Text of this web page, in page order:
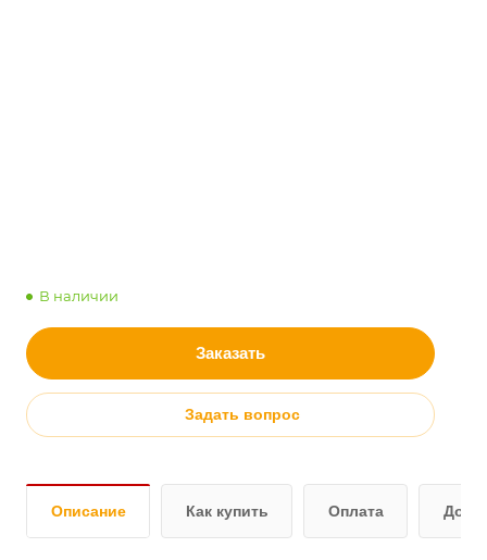
В наличии
Заказать
Задать вопрос
Описание Как купить Оплата